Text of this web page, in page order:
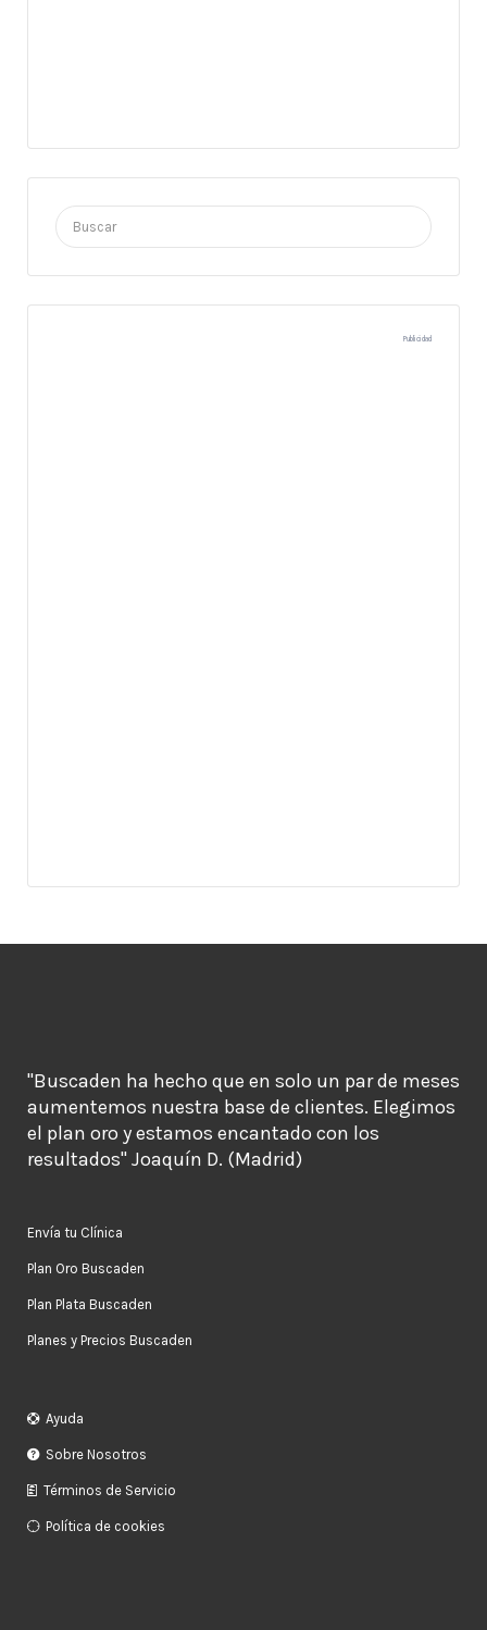
Buscar
por:
Publicidad
"Buscaden ha hecho que en solo un par de meses
aumentemos nuestra base de clientes. Elegimos
el plan oro y estamos encantado con los
resultados" Joaquín D. (Madrid)
Envía tu Clínica
Plan Oro Buscaden
Plan Plata Buscaden
Planes y Precios Buscaden
Ayuda
Sobre Nosotros
Términos de Servicio
Política de cookies